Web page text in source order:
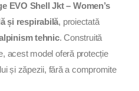
EVO Shell Jkt – Women’s
și respirabilă, proiectată
tehnic. Construită
acest model oferă protecție
și zăpezii, fără a compromite